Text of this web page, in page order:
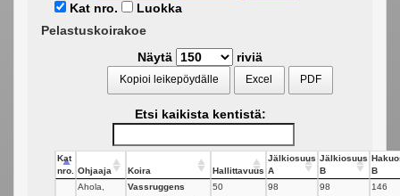
Kat nro.
Luokka
Pelastuskoirakoe
Näytä
riviä
Kopioi leikepöydälle Excel PDF
Etsi kaikista kentistä:
Kat
nro.
Ohjaaja Koira Hallittavuus
Jälkiosuus
A
Jälkiosuus
B
B
Ahola,
Vassruggens
50 98 98 146